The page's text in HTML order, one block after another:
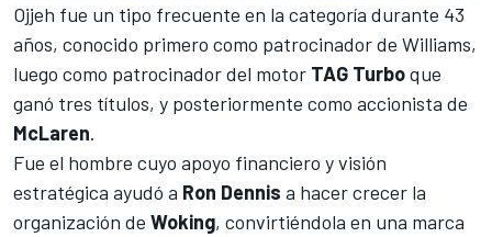
Ojjeh fue un tipo frecuente en la categoría durante 43
años, conocido primero como patrocinador de Williams,
luego como patrocinador del motor TAG Turboque
ganó tres títulos, y posteriormente como accionista de
McLaren.
Fue el hombre cuyo apoyo financiero y visión
estratégica ayudó a Ron Dennis a hacer crecer la
organización de Woking, convirtiéndola en una marca